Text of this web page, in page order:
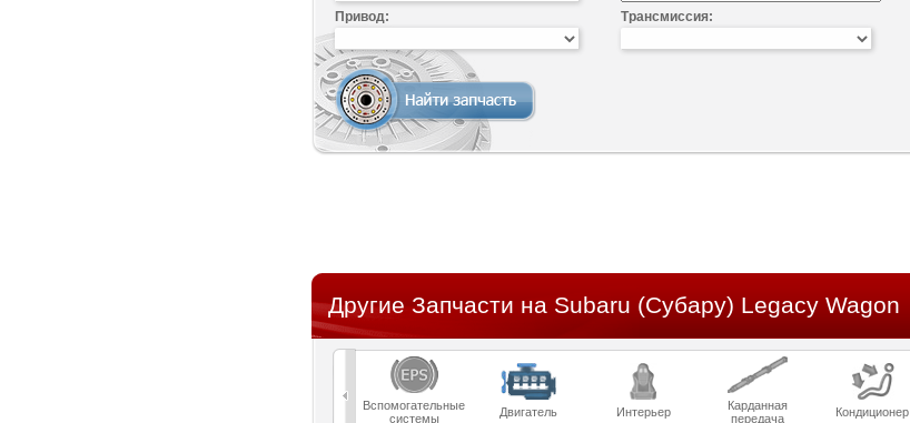
Привод: Трансмиссия:
Другие Запчасти на Subaru (Субару) Legacy Wagon
Вспомогательные
системы
Двигатель Интерьер
Карданная
передача
Кондиционер